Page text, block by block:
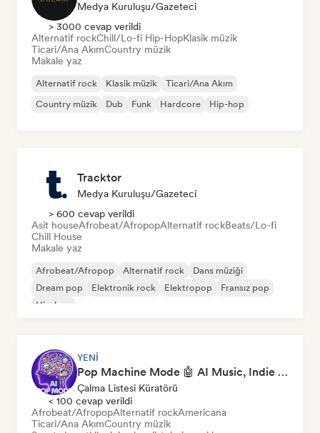
Medya Kuruluşu/Gazeteci
> 3000 cevap verildi
Alternatif rockChill/Lo-fi Hip-HopKlasik müzik
Ticari/Ana AkımCountry müzik
Makale yaz
Alternatif rock Klasik müzik
Ticari/Ana Akım
Country müzik
Dub Funk Hardcore Hip-hop
Tracktor
Medya Kuruluşu/Gazeteci
> 600 cevap verildi
Asit houseAfrobeat/AfropopAlternatif rockBeats/Lo-fi
Chill House
Makale yaz
Afrobeat/Afropop Alternatif rock
Dans müziği
Dream pop
Elektronik rock Elektropop
Fransız pop
Hip-hop
YENI
Pop Machine Mode 🤖 AI Music, Indie Pop & Dream Pop
Çalma Listesi Küratörü
< 100 cevap verildi
Afrobeat/AfropopAlternatif rockAmericana
Ticari/Ana AkımCountry müzik